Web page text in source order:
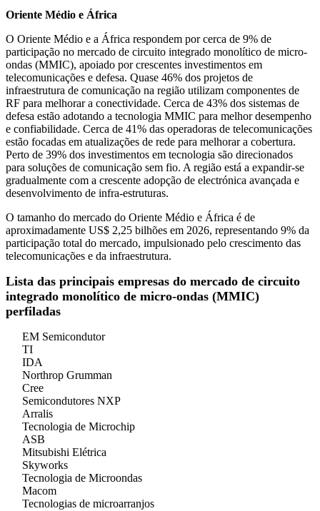
Oriente Médio e África
O Oriente Médio e a África respondem por cerca de 9% de
participação no mercado de circuito integrado monolítico de micro-
ondas (MMIC), apoiado por crescentes investimentos em
telecomunicações e defesa. Quase 46% dos projetos de
infraestrutura de comunicação na região utilizam componentes de
RF para melhorar a conectividade. Cerca de 43% dos sistemas de
defesa estão adotando a tecnologia MMIC para melhor desempenho
e confiabilidade. Cerca de 41% das operadoras de telecomunicações
estão focadas em atualizações de rede para melhorar a cobertura.
Perto de 39% dos investimentos em tecnologia são direcionados
para soluções de comunicação sem fio. A região está a expandir-se
gradualmente com a crescente adopção de electrónica avançada e
desenvolvimento de infra-estruturas.
O tamanho do mercado do Oriente Médio e África é de
aproximadamente US$ 2,25 bilhões em 2026, representando 9% da
participação total do mercado, impulsionado pelo crescimento das
telecomunicações e da infraestrutura.
Lista das principais empresas do mercado de circuito
integrado monolítico de micro-ondas (MMIC)
perfiladas
EM Semicondutor
TI
IDA
Northrop Grumman
Cree
Semicondutores NXP
Arralis
Tecnologia de Microchip
ASB
Mitsubishi Elétrica
Skyworks
Tecnologia de Microondas
Macom
Tecnologias de microarranjos